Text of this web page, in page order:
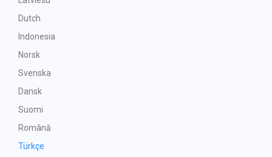
Dutch
Indonesia
Norsk
Svenska
Dansk
Suomi
Română
Türkçe